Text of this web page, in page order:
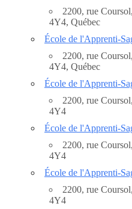
2200, rue
4Y4, Québec
École de l'Apprenti-
2200, rue
4Y4, Québec
École de l'Apprenti-
2200, rue
4Y4
École de l'Apprenti-
2200, rue
4Y4
École de l'Apprenti-
2200, rue
4Y4